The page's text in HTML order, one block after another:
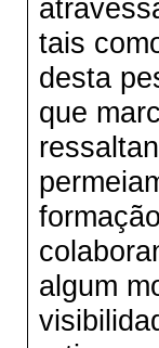
tais
desta
que
algum